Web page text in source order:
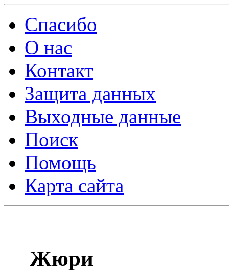
Спасибо
О нас
Контакт
Защита данных
Выходные данные
Поиск
Помощь
Карта сайта
Жюри